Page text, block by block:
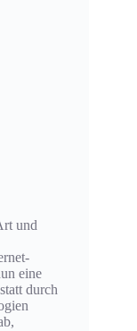
und
eine
durch